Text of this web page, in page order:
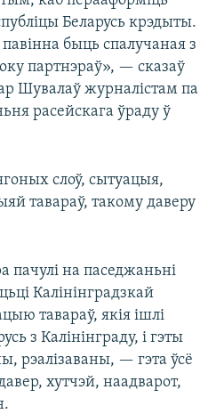
Беларусь крэдыты.
быць спалучаная з
партнэраў», — сказаў
Шувалаў журналістам па
расейскага ўраду ў
слоў, сытуацыя,
тавараў, такому даверу
пачулі на паседжаньні
Калінінградзкай
тавараў, якія ішлі
з Калінінграду, і гэты
рэалізаваны, — гэта ўсё
хутчэй, наадварот,